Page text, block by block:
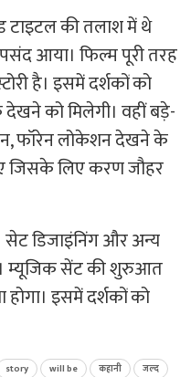
टाइटल की तलाश में थे
आया। फिल्म पूरी तरह
है। इसमें दर्शकों को
को मिलेगी। वहीं बड़े-
फॉरेन लोकेशन देखने के
जिसके लिए करण जौहर
सेट डिजाइंनिंग और अन्य
म्यूजिक सेंट की शुरुआत
इसमें दर्शकों को
story will be कहानी जल्द